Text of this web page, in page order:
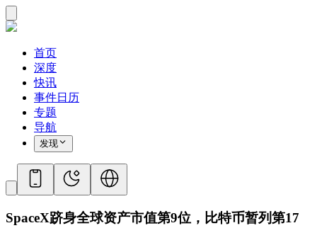
首页
深度
快讯
事件日历
专题
导航
发现
SpaceX跻身全球资产市值第9位，比特币暂列第17